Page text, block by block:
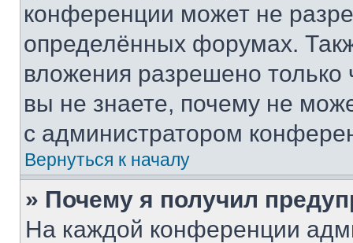
конференции может не
определённых форумах.
вложения разрешено
вы не знаете, почему не
с администратором
Вернуться к началу
» Почему я получил
На каждой конференции